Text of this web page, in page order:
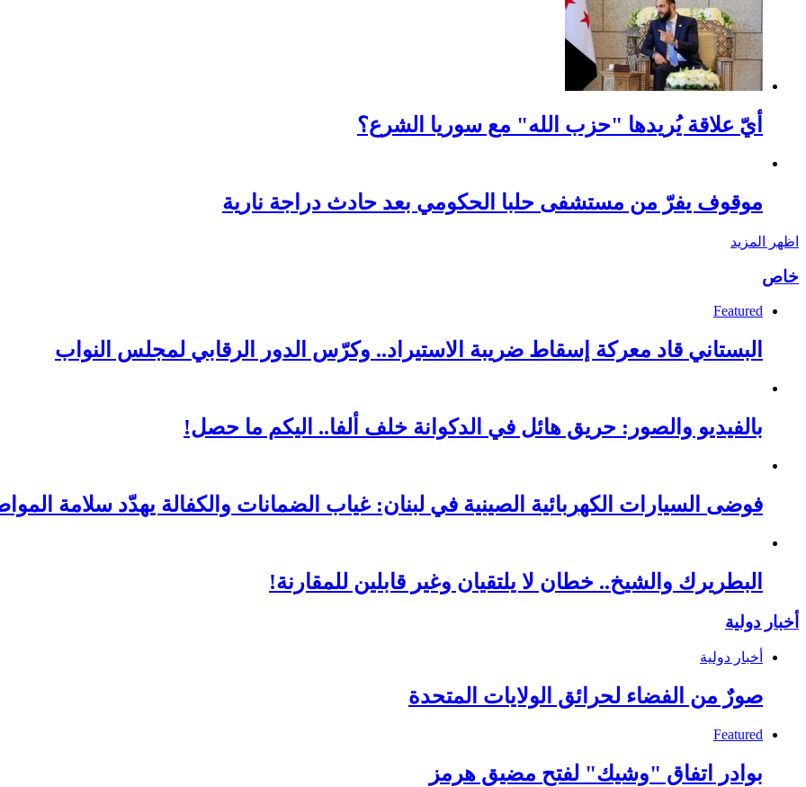
أيّ علاقة يُريدها "حزب الله" مع سوريا الشرع؟
موقوف يفرّ من مستشفى حلبا الحكومي بعد حادث دراجة نارية
اظهر المزيد
خاص
Featured
البستاني قاد معركة إسقاط ضريبة الاستيراد.. وكرّس الدور الرقابي لمجلس النواب
بالفيديو والصور: حريق هائل في الدكوانة خلف ألفا.. اليكم ما حصل!
فوضى السيارات الكهربائية الصينية في لبنان: غياب الضمانات والكفالة يهدّد سلامة
البطريرك والشيخ.. خطان لا يلتقيان وغير قابلين للمقارنة!
أخبار دولية
أخبار دولية
صورٌ من الفضاء لحرائق الولايات المتحدة
Featured
بوادر اتفاق "وشيك" لفتح مضيق هرمز